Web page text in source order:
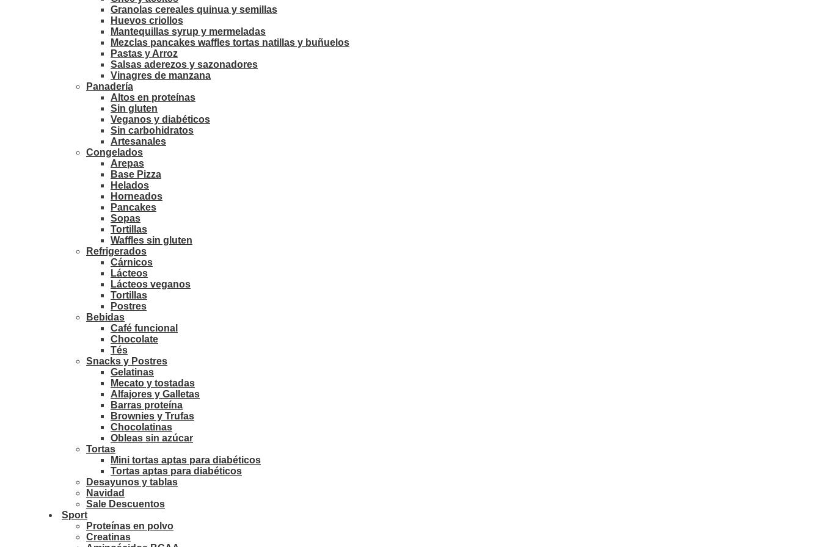
Granolas cereales quinua y semillas
Huevos criollos
Mantequillas syrup y mermeladas
Mezclas pancakes waffles tortas natillas y buñuelos
Pastas y Arroz
Salsas aderezos y sazonadores
Vinagres de manzana
Panadería
Altos en proteínas
Sin gluten
Veganos y diabéticos
Sin carbohidratos
Artesanales
Congelados
Arepas
Base Pizza
Helados
Horneados
Pancakes
Sopas
Tortillas
Waffles sin gluten
Refrigerados
Cárnicos
Lácteos
Lácteos veganos
Tortillas
Postres
Bebidas
Café funcional
Chocolate
Tés
Snacks y Postres
Gelatinas
Mecato y tostadas
Alfajores y Galletas
Barras proteína
Brownies y Trufas
Chocolatinas
Obleas sin azúcar
Tortas
Mini tortas aptas para diabéticos
Tortas aptas para diabéticos
Desayunos y tablas
Navidad
Sale Descuentos
Sport
Proteínas en polvo
Creatinas